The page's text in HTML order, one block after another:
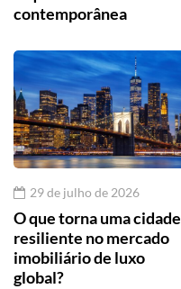
contemporânea
29 de julho de 2026
O que torna uma cidade
resiliente no mercado
imobiliário de luxo
global?